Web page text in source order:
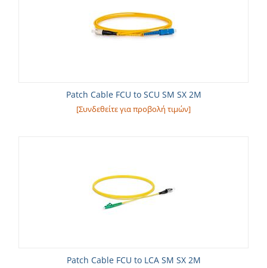
Patch Cable FCU to SCU SM SX 2M
[Συνδεθείτε για προβολή τιμών]
Patch Cable FCU to LCA SM SX 2M